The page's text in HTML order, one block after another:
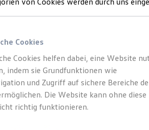
und Gebrauchtwagen
Angebote
Leasing
Gebrauchtwagen-Leasing
Leasing
Leasing
ohne Anzahlung
Extra. Der
Cookies
Cookies helfen dabei, eine Website
indem sie Grundfunktionen wie
und Zugriff auf sichere Bereiche
Die Website kann ohne diese
richtig funktionieren.